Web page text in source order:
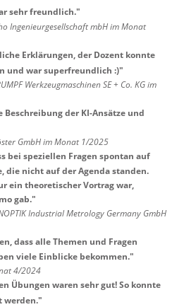
sehr freundlich."
Ingenieurgesellschaft mbH im Monat
Erklärungen, der Dozent konnte
und war superfreundlich :)"
Werkzeugmaschinen SE + Co. KG im
Beschreibung der KI-Ansätze und
GmbH im Monat 1/2025
bei speziellen Fragen spontan auf
die nicht auf der Agenda standen.
ein theoretischer Vortrag war,
gab."
Industrial Metrology Germany GmbH
dass alle Themen und Fragen
viele Einblicke bekommen."
4/2024
Übungen waren sehr gut! So konnte
werden."